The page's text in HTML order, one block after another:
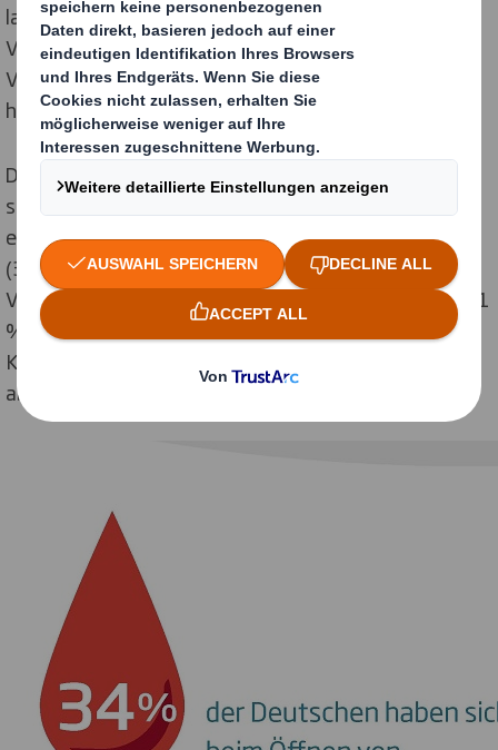
lange Zeit zum Öffnen benötigen (49 %), die
Verwendung von zu viel Klebeband (19 %) und die
Verwendung von Kartons, die zu schwer zu greifen, zu
halten oder zu tragen sind (17 %).
Die Folgen dieser unüberlegten Verpackungslösungen
sind nicht unerheblich - Menschen fügen sich selbst
echten Schaden zu: Mehr als ein Drittel der Deutschen
(34 %) gibt an, dass sie sich bereits beim Öffnen einer
Verpackung verletzt haben, mehr als einer von zehn (11
%) hat bei dem Öffnen von zu kompliziert verpackten
Kartons bereits versehentlich Scheren oder Messer
abgebrochen.